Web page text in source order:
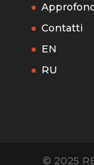
Contatti
EN
RU
© 2025